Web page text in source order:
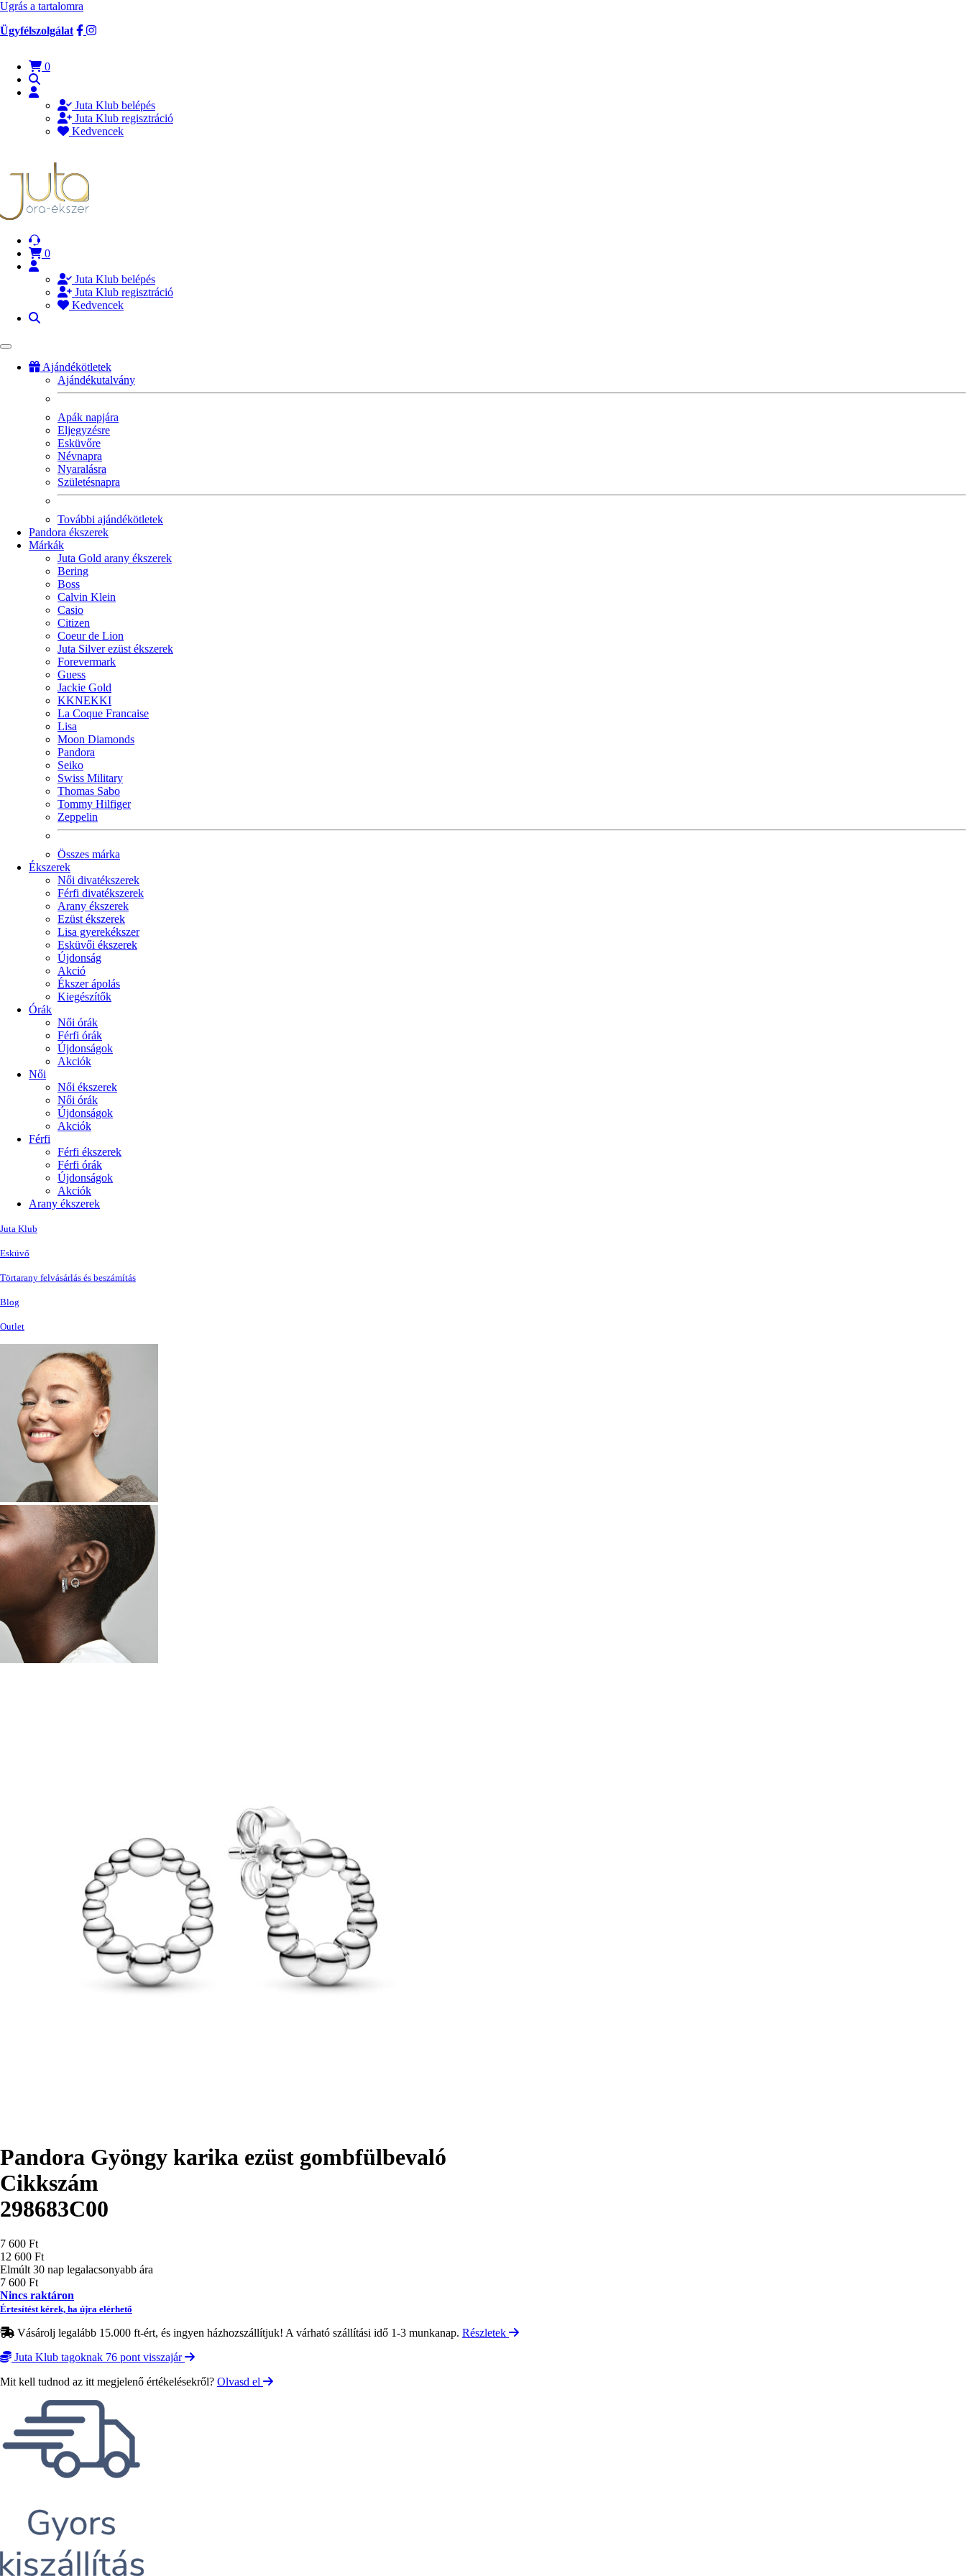
Ugrás a tartalomra
Ügyfélszolgálat
0
Juta Klub belépés
Juta Klub regisztráció
Kedvencek
0
Juta Klub belépés
Juta Klub regisztráció
Kedvencek
Ajándékötletek
Ajándékutalvány
Apák napjára
Eljegyzésre
Esküvőre
Névnapra
Nyaralásra
Születésnapra
További ajándékötletek
Pandora ékszerek
Márkák
Juta Gold arany ékszerek
Bering
Boss
Calvin Klein
Casio
Citizen
Coeur de Lion
Juta Silver ezüst ékszerek
Forevermark
Guess
Jackie Gold
KKNEKKI
La Coque Francaise
Lisa
Moon Diamonds
Pandora
Seiko
Swiss Military
Thomas Sabo
Tommy Hilfiger
Zeppelin
Összes márka
Ékszerek
Női divatékszerek
Férfi divatékszerek
Arany ékszerek
Ezüst ékszerek
Lisa gyerekékszer
Esküvői ékszerek
Újdonság
Akció
Ékszer ápolás
Kiegészítők
Órák
Női órák
Férfi órák
Újdonságok
Akciók
Női
Női ékszerek
Női órák
Újdonságok
Akciók
Férfi
Férfi ékszerek
Férfi órák
Újdonságok
Akciók
Arany ékszerek
Juta Klub
Esküvő
Törtarany felvásárlás és beszámítás
Blog
Outlet
Pandora Gyöngy karika ezüst gombfülbevaló
Cikkszám
298683C00
Ár
7 600 Ft
12 600 Ft
Elmúlt 30 nap legalacsonyabb ára
7 600 Ft
Nincs raktáron
Értesítést kérek, ha újra elérhető
Vásárolj legalább 15.000 ft-ért, és ingyen házhozszállítjuk! A várható szállítási idő 1-3 munkanap. Részletek
Juta Klub tagoknak 76 pont visszajár
Mit kell tudnod az itt megjelenő értékelésekről? Olvasd el